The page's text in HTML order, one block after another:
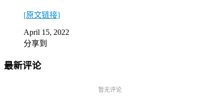
[原文链接]
April 15, 2022
分享到
最新评论
暂无评论